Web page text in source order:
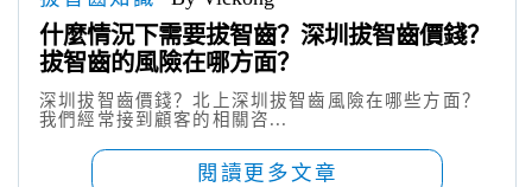
什麼情況下需要拔智齒？深圳拔智齒價錢？
拔智齒的風險在哪方面？
深圳拔智齒價錢？北上深圳拔智齒風險在哪些方面？
我們經常接到顧客的相關咨...
閱讀更多文章